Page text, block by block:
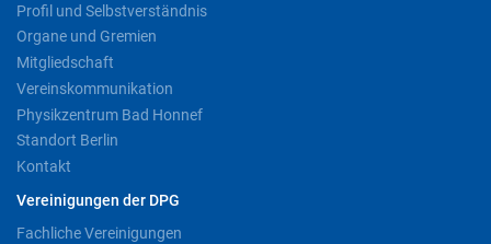
Profil und Selbstverständnis
Organe und Gremien
Mitgliedschaft
Vereinskommunikation
Physikzentrum Bad Honnef
Standort Berlin
Kontakt
Vereinigungen der DPG
Fachliche Vereinigungen